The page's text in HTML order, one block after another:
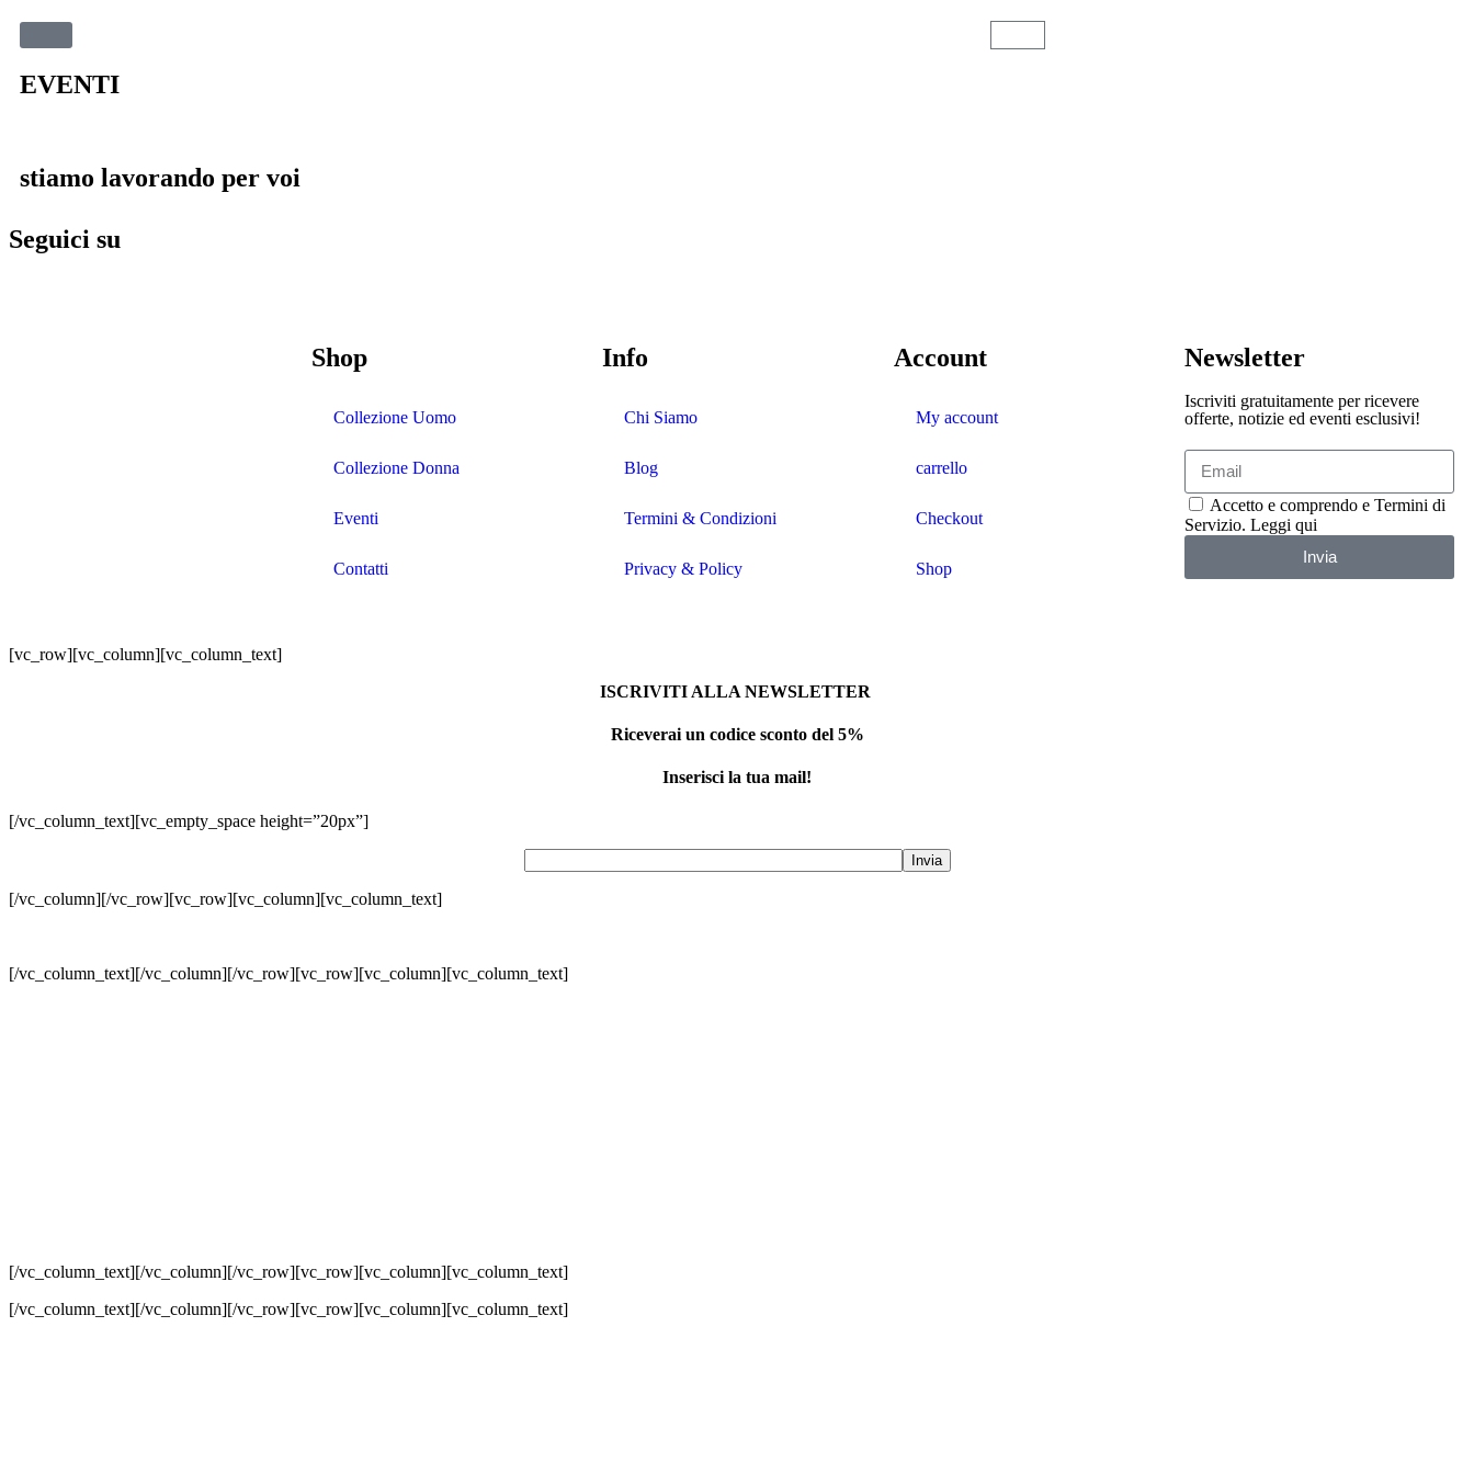
EVENTI
stiamo lavorando per voi
Seguici su
Shop
Collezione Uomo
Collezione Donna
Eventi
Contatti
Info
Chi Siamo
Blog
Termini & Condizioni
Privacy & Policy
Account
My account
carrello
Checkout
Shop
Newsletter
Iscriviti gratuitamente per ricevere
offerte, notizie ed eventi esclusivi!
Accetto e comprendo e Termini di
Servizio. Leggi qui
Invia
[vc_row][vc_column][vc_column_text]
ISCRIVITI ALLA NEWSLETTER
Riceverai un codice sconto del 5%
Inserisci la tua mail!
[/vc_column_text][vc_empty_space height=”20px”]
[/vc_column][/vc_row][vc_row][vc_column][vc_column_text]
[/vc_column_text][/vc_column][/vc_row][vc_row][vc_column][vc_column_text]
[/vc_column_text][/vc_column][/vc_row][vc_row][vc_column][vc_column_text]
[/vc_column_text][/vc_column][/vc_row][vc_row][vc_column][vc_column_text]